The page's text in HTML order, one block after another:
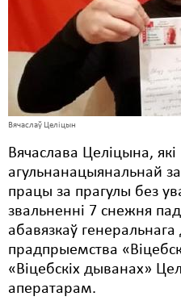
Вячаслаў Целіцын
Вячаслава Целіцына,
агульнанацыянальнай
працы за прагулы без
звальненні 7 снежня
абавязкаў
прадпрыемства
«Віцебскіх дыванах»
аператарам.
Мігранты
Мірныя сходы
Палітвязьні
Праваабаронцы
Правы дзіцяці
Пэнітэнцыярная сыстэма
Распальваньне варожасьці
Рознае